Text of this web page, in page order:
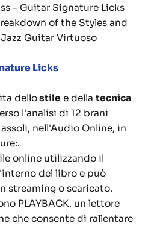
- Guitar Signature Licks
of the Styles and
Guitar Virtuoso
Licks
dellostile e della tecnica
l'analisi di 12 brani
nell'Audio Online, in
online utilizzando il
del libro e può
streaming o scaricato.
PLAYBACK. un lettore
che consente di rallentare